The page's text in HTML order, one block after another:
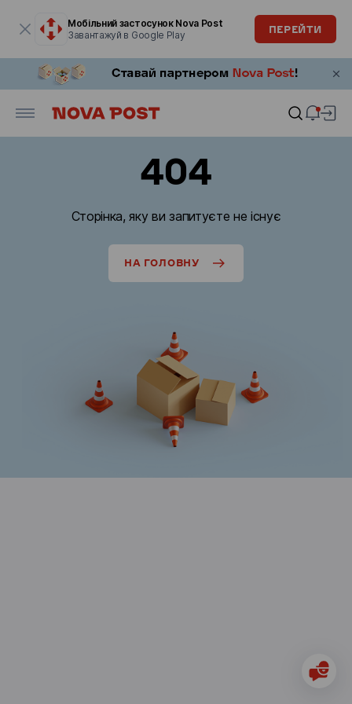
Мобільний застосунок Nova Post
Завантажуй в Google Play
ПЕРЕЙТИ
404
Сторінка, яку ви запитуєте не існує
НА ГОЛОВНУ